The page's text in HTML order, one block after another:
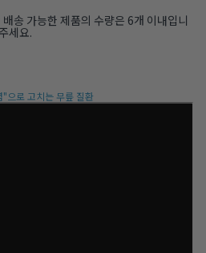
송 가능한 제품의 수량은 6개 이내입니
세요.
으로 고치는 무릎 질환